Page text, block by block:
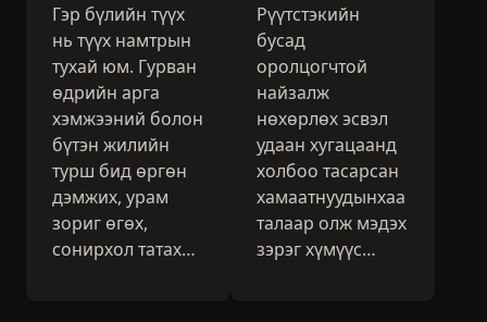
Гэр бүлийн түүх
нь түүх намтрын
тухай юм. Гурван
өдрийн арга
хэмжээний болон
бүтэн жилийн
турш бид өргөн
дэмжих, урам
зориг өгөх,
сонирхол татах
Рүүтстэкийн
бусад
оролцогчтой
найзалж
нөхөрлөх эсвэл
удаан хугацаанд
холбоо тасарсан
хамаатнуудынхаа
талаар олж мэдэх
зэрэг хүмүүс